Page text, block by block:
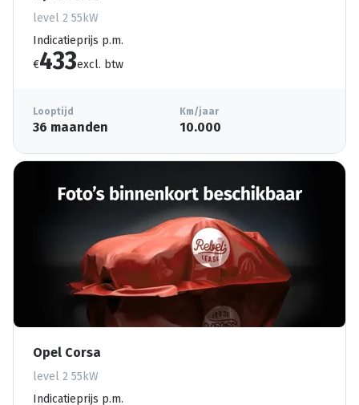
level 2 55kW
Indicatieprijs p.m.
€433excl. btw
Looptijd
36 maanden
Km/jaar
10.000
Opel Corsa
level 2 55kW
Indicatieprijs p.m.